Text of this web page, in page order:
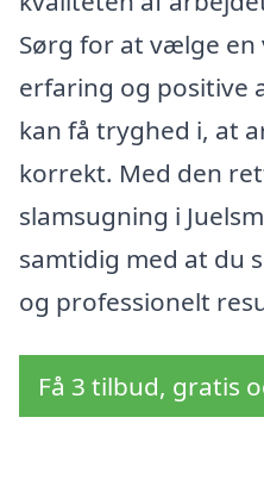
Sørg for at vælge
erfaring og positive
kan få tryghed i, at
korrekt. Med den
slamsugning i
samtidig med at du
og professionelt
Få 3 tilbud, gratis